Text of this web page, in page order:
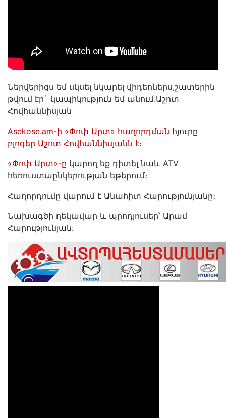
Ներվերիցս եմ սկսել նկարել վիդեոներս,շատերին
թվում էր` կապիկություն եմ անում.Աշոտ
Հովհաննիսյան
Asekose.am-ի «Փոփ Արտ» հաղորդման հյուրը
բլոգեր Աշոտ Հովհաննիսյանն է։
«Փոփ Արտ»-ը կարող եք դիտել նաև ATV
հեռուստաընկերության եթերում։
Հաղորդումը վարում է Անահիտ Հարությունյանը։
Նախագծի ղեկավար և պրոդյուսեր՝ Արամ
Հարությունյան: